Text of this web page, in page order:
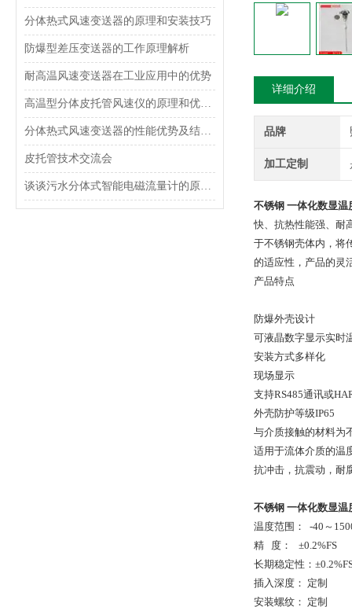
分体热式风速变送器的原理和安装技巧
防爆型差压变送器的工作原理解析
耐高温风速变送器在工业应用中的优势
高温型分体皮托管风速仪的原理和优势介绍
分体热式风速变送器的性能优势及结构设计
皮托管技术交流会
谈谈污水分体式智能电磁流量计的原理和特点
详细介绍
品牌
加工定制
不锈钢 一体化数显温
快、抗热性能强、耐
于不锈钢壳体内，将
的适应性，产品的灵
产品特点
防爆外壳设计
可液晶数字显示实时
安装方式多样化
现场显示
支持RS485通讯或
外壳防护等级IP65
与介质接触的材料为
适用于流体介质的温
抗冲击，抗震动，耐
不锈钢 一体化数显温
温度范围： -40～
精 度： ±0.2%FS
长期稳定性：
插入深度： 定制
安装螺纹： 定制